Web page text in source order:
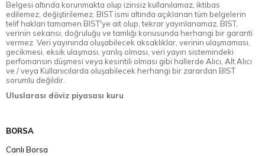
Belgesi altında korunmakta olup izinsiz kullanılamaz, iktibas
edilemez, değiştirilemez. BIST ismi altında açıklanan tüm belgelerin
telif hakları tamamen BIST'ye ait olup, tekrar yayınlanamaz. BIST,
verinin sekansı, doğruluğu ve tamlığı konusunda herhangi bir garanti
vermez. Veri yayınında oluşabilecek aksaklıklar, verinin ulaşmaması,
gecikmesi, eksik ulaşması, yanlış olması, veri yayın sistemindeki
perfomansın düşmesi veya kesintili olması gibi hallerde Alıcı, Alt Alıcı
ve / veya Kullanıcılarda oluşabilecek herhangi bir zarardan BIST
sorumlu değildir.
Uluslarası döviz piyasası kuru
BORSA
Canlı Borsa